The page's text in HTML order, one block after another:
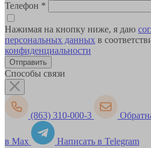
Телефон *
Нажимая на кнопку ниже, я даю
персональных данных в
конфиденциальности
Способы связи
(863) 310-000-3
в Max
Написать в Telegram